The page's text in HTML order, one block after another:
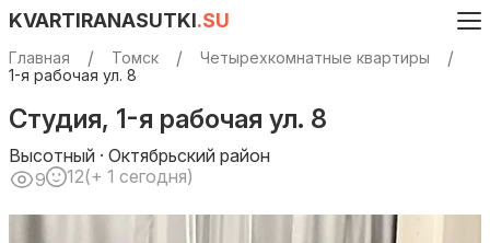
KVARTIRANASUTKI.SU
Главная Томск
Четырехкомнатные квартиры
1-я рабочая ул. 8
Студия, 1-я рабочая ул. 8
Высотный · Октябрьский район
9
12(+ 1 сегодня)